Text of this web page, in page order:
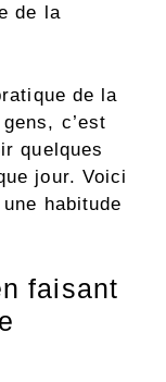
de la
de la
c’est
quelques
jour. Voici
habitude
faisant